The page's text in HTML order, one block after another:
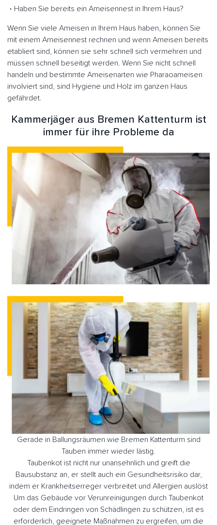
Haben Sie bereits ein Ameisennest in Ihrem Haus?
Wenn Sie viele Ameisen in Ihrem Haus haben, können Sie
mit einem Ameisennest rechnen und wenn Ameisen bereits
etabliert sind, können sie sehr schnell sich vermehren und
müssen schnell beseitigt werden. Wenn Sie nicht schnell
handeln und bestimmte Ameisenarten wie Pharaoameisen
involviert sind, sind Hygiene und Holz im ganzen Haus
gefährdet.
Kammerjäger aus Bremen Kattenturm ist
immer für ihre Probleme da
Gerade in Ballungsräumen wie Bremen Kattenturm sind
Tauben immer wieder lästig.
Taubenkot ist nicht nur unansehnlich und greift die
Bausubstanz an, er stellt auch ein Gesundheitsrisiko dar,
indem er Krankheitserreger verbreitet und Allergien auslöst
Um das Gebäude vor Verunreinigungen durch Taubenkot
oder dem Eindringen von Schädlingen zu schützen, ist es
erforderlich, geeignete Maßnahmen zu ergreifen, um die